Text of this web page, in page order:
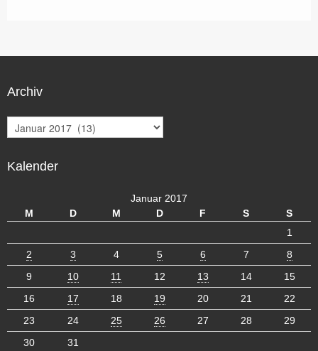
Archiv
r
h
Kalender
Januar 2017
M
D M D F S
S
1
2
3 4 5 6 7
8
9
10 11 12 13 14
15
16
17 18 19 20 21
22
23
24 25 26 27 28
29
30
31